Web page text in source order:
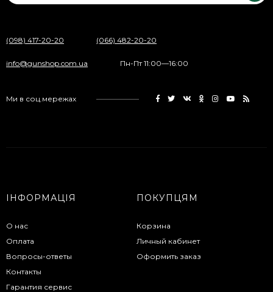
(098) 417-20-20 (066) 482-20-20
info@gunshop.com.ua Пн-Пт 11:00—16:00
Ми в соц.мережах
ІНФОРМАЦІЯ
О нас
Оплата
Вопросы-ответы
Контакты
Гарантия сервис
ПОКУПЦЯМ
Корзина
Личный кабинет
Оформить заказ